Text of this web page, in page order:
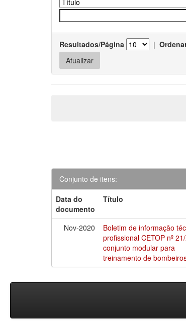
Resultados/Página |
Conjunto de itens:
Data do
documento
Título
Nov-2020
Boletim de informação
profissional CETOP nº
conjunto modular para
treinamento de